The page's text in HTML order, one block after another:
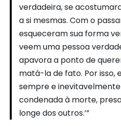
verdadeira, se
a si mesmas. Com o
esqueceram sua forma
veem uma pessoa
apavora a ponto de
matá-la de fato. Por isso,
sempre e
condenada à morte,
longe dos outros.’”